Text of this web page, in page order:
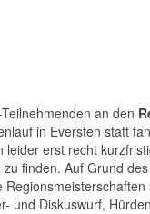
an den
in Eversten statt
erst recht
finden. Auf Grund
und Diskuswurf,